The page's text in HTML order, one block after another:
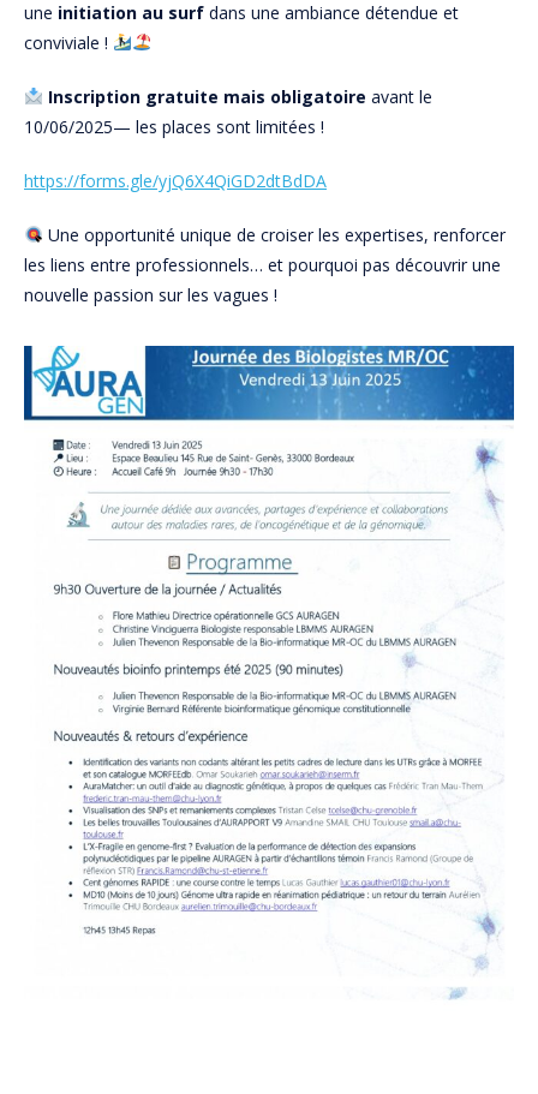
une initiation au surf dans une ambiance détendue et
conviviale !
Inscription gratuite mais obligatoire avant le
10/06/2025— les places sont limitées !
https://forms.gle/yjQ6X4QiGD2dtBdDA
Une opportunité unique de croiser les expertises, renforcer
les liens entre professionnels… et pourquoi pas découvrir une
nouvelle passion sur les vagues !